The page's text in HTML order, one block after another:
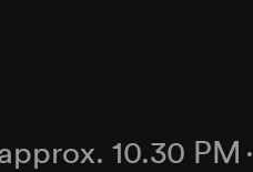
10.30 PM ∙